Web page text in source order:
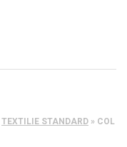
TEXTILIE STANDARD » COL